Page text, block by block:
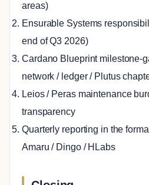
areas)
Ensurable Systems
end of Q3 2026)
Cardano Blueprint milestone-
network / ledger / Plutus
Leios / Peras maintenance
transparency
Quarterly reporting in the
Amaru / Dingo / HLabs